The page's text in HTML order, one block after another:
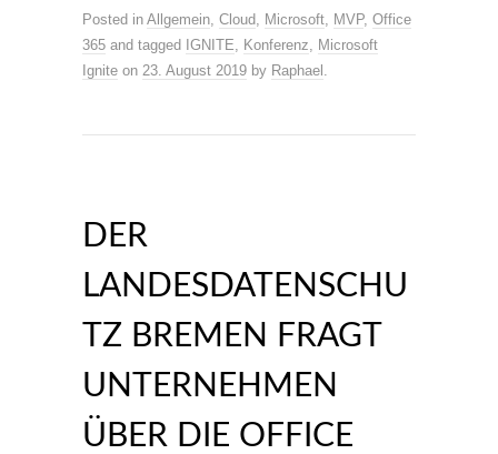
Posted in Allgemein, Cloud, Microsoft, MVP, Office
365 and tagged IGNITE, Konferenz, Microsoft
Ignite on 23. August 2019 by Raphael .
DER
LANDESDATENSCHU
TZ BREMEN FRAGT
UNTERNEHMEN
ÜBER DIE OFFICE